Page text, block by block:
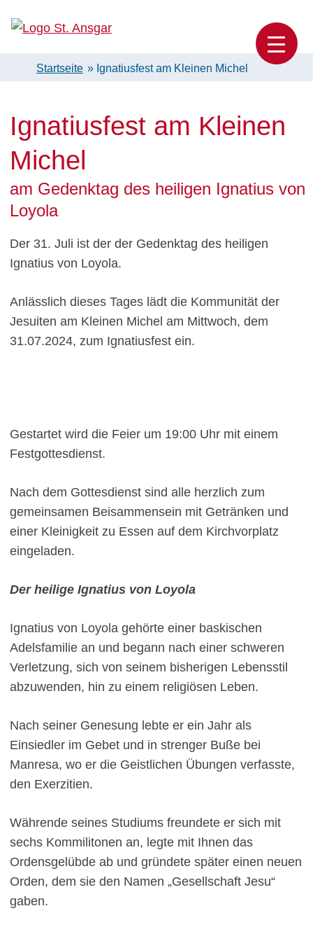
Skip
content
Katholische Pfarrei St. Ansgar Hamburg
Startseite » Ignatiusfest am Kleinen Michel
Ignatiusfest am Kleinen
Michel
am Gedenktag des heiligen Ignatius von
Loyola
Der 31. Juli ist der der Gedenktag des heiligen
Ignatius von Loyola.
Anlässlich dieses Tages lädt die Kommunität der
Jesuiten am Kleinen Michel am Mittwoch, dem
31.07.2024, zum Ignatiusfest ein.
Gestartet wird die Feier um 19:00 Uhr mit einem
Festgottesdienst.
Nach dem Gottesdienst sind alle herzlich zum
gemeinsamen Beisammensein mit Getränken und
einer Kleinigkeit zu Essen auf dem Kirchvorplatz
eingeladen.
Der heilige Ignatius von Loyola
Ignatius von Loyola gehörte einer baskischen
Adelsfamilie an und begann nach einer schweren
Verletzung, sich von seinem bisherigen Lebensstil
abzuwenden, hin zu einem religiösen Leben.
Nach seiner Genesung lebte er ein Jahr als
Einsiedler im Gebet und in strenger Buße bei
Manresa, wo er die Geistlichen Übungen verfasste,
den Exerzitien.
Währende seines Studiums freundete er sich mit
sechs Kommilitonen an, legte mit Ihnen das
Ordensgelübde ab und gründete später einen neuen
Orden, dem sie den Namen „Gesellschaft Jesu“
gaben.